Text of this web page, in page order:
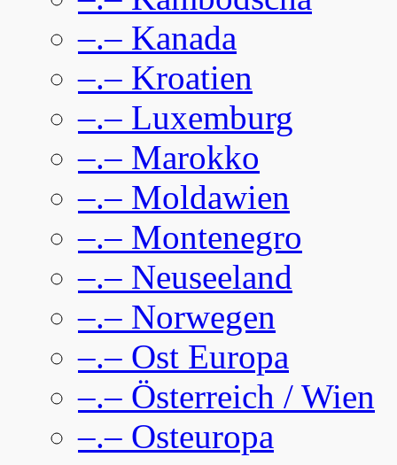
–.– Kanada
–.– Kroatien
–.– Luxemburg
–.– Marokko
–.– Moldawien
–.– Montenegro
–.– Neuseeland
–.– Norwegen
–.– Ost Europa
–.– Österreich / Wien
–.– Osteuropa